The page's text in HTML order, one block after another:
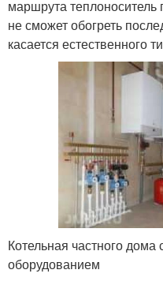
маршрута
не сможет обогреть
касается естественного
Котельная частного
оборудованием